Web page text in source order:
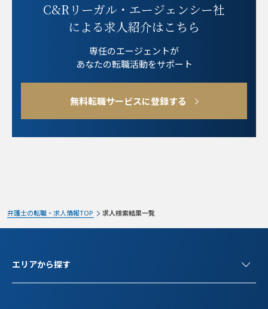
C&Rリーガル・エージェンシー社
による求人紹介はこちら
専任のエージェントが
あなたの転職活動をサポート
無料転職サービスに登録する
検索条件変更
弁護士の転職・求人情報TOP 求人検索結果一覧
エリアから探す